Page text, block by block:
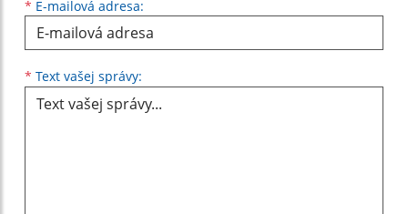
* E-mailová adresa:
* Text vašej správy: